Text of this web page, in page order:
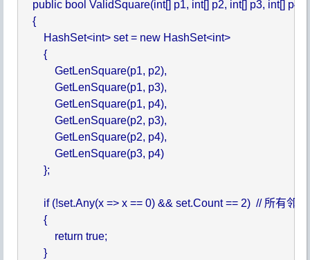
    public bool ValidSquare(int[] p1, int[] p2, int[] p3, int[] p4)
    {
        HashSet<int> set = new HashSet<int>
        {
            GetLenSquare(p1, p2),
            GetLenSquare(p1, p3),
            GetLenSquare(p1, p4),
            GetLenSquare(p2, p3),
            GetLenSquare(p2, p4),
            GetLenSquare(p3, p4)
        };
if (!set.Any(x => x == 0) && set.Count == 2)  //
        {
            return true;
        }